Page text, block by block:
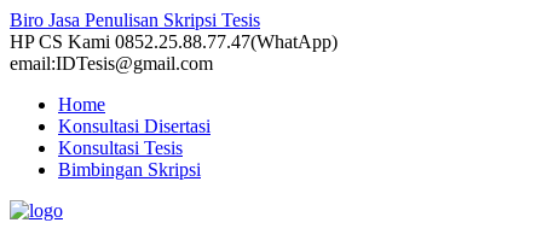
Biro Jasa Penulisan Skripsi Tesis
HP CS Kami 0852.25.88.77.47(WhatApp)
email:IDTesis@gmail.com
Home
Konsultasi Disertasi
Konsultasi Tesis
Bimbingan Skripsi